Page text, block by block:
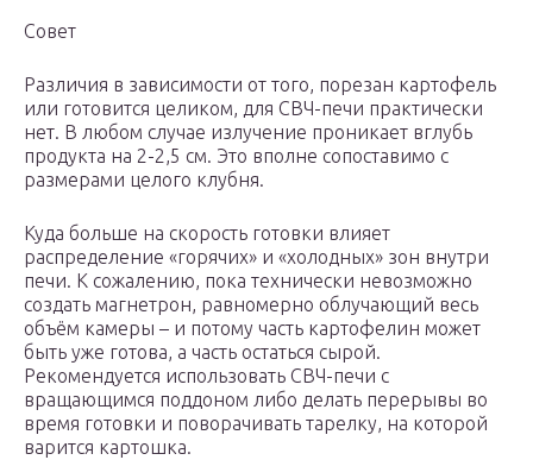
Совет
Различия в зависимости от того, порезан картофель
или готовится целиком, для СВЧ-печи практически
нет. В любом случае излучение проникает вглубь
продукта на 2-2,5 см. Это вполне сопоставимо с
размерами целого клубня.
Куда больше на скорость готовки влияет
распределение «горячих» и «холодных» зон внутри
печи. К сожалению, пока технически невозможно
создать магнетрон, равномерно облучающий весь
объём камеры – и потому часть картофелин может
быть уже готова, а часть остаться сырой.
Рекомендуется использовать СВЧ-печи с
вращающимся поддоном либо делать перерывы во
время готовки и поворачивать тарелку, на которой
варится картошка.